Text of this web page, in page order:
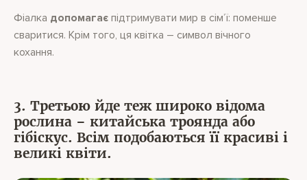
Фіалка допомагає підтримувати мир в сім’ї: поменше
сваритися. Крім того, ця квітка – символ вічного
кохання.
3. Третьою йде теж широко відома
рослина – китайська троянда або
гібіскус. Всім подобаються її красиві і
великі квіти.